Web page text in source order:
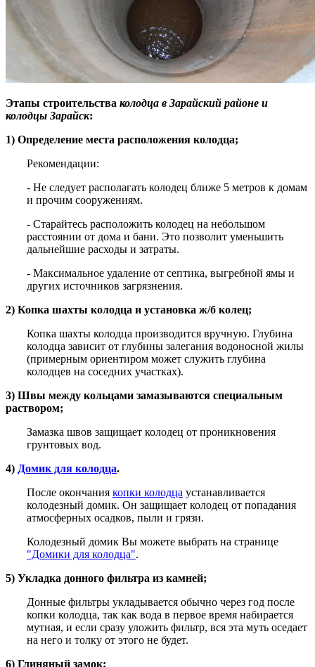
Этапы строительства колодца в Зарайский районе и
колодцы Зарайск:
1) Определение места расположения колодца;
Рекомендации:
- Не следует располагать колодец ближе 5 метров к домам
и прочим сооружениям.
- Старайтесь расположить колодец на небольшом
расстоянии от дома и бани. Это позволит уменьшить
дальнейшие расходы и затраты.
- Максимальное удаление от септика, выгребной ямы и
других источников загрязнения.
2) Копка шахты колодца и установка ж/б колец;
Копка шахты колодца производится вручную. Глубина
колодца зависит от глубины залегания водоносной жилы
(примерным ориентиром может служить глубина
колодцев на соседних участках).
3) Швы между кольцами замазываются специальным
раствором;
Замазка швов защищает колодец от проникновения
грунтовых вод.
4) Домик для колодца.
После окончания копки колодца устанавливается
колодезный домик. Он защищает колодец от попадания
атмосферных осадков, пыли и грязи.
Колодезный домик Вы можете выбрать на странице
"Домики для колодца".
5) Укладка донного фильтра из камней;
Донные фильтры укладывается обычно через год после
копки колодца, так как вода в первое время набирается
мутная, и если сразу уложить фильтр, вся эта муть оседает
на него и толку от этого не будет.
6) Глиняный замок;